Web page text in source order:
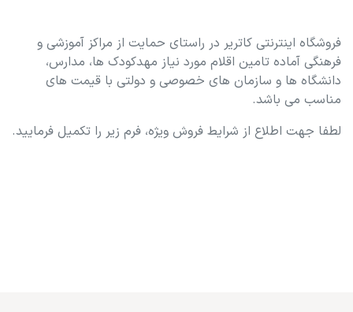
فروشگاه اینترنتی کاتریر در راستای حمایت از مراکز آموزشی و
فرهنگی آماده تامین اقلام مورد نیاز مهدکودک ها، مدارس،
دانشگاه ها و سازمان های خصوصی و دولتی با قیمت های
مناسب می باشد.
لطفا جهت اطلاع از شرایط فروش ویژه، فرم زیر را تکمیل فرمایید.